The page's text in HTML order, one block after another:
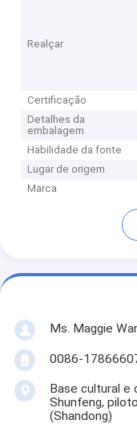
Realçar
Certificação
Detalhes da
embalagem
Habilidade da fonte
Lugar de origem
Marca
Ms. Maggie
0086-
Base cultural e
Shunfeng,
(Shandong)